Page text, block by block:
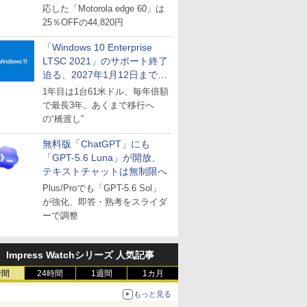
応した「Motorola edge 60」は
25％OFFの44,820円
「Windows 10 Enterprise
LTSC 2021」のサポート終了
迫る、2027年1月12日まで
～ESUは9月1日から販売
1年目は1台61米ドル、毎年倍額
で最長3年。あくまで移行へ
の“橋渡し”
無料版「ChatGPT」にも
「GPT-5.6 Luna」が開放、
テキストチャットは無制限へ
Plus/Proでも「GPT-5.6 Sol」
が強化、即答・熟考をスライダ
ーで調整
Impress Watchシリーズ 人気記事
24時間 1週間 1カ月
もっと見る